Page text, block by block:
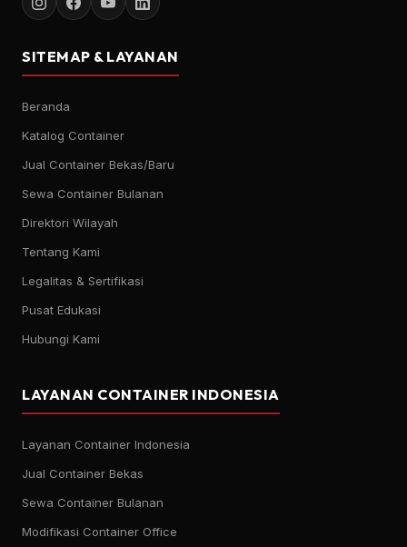
SITEMAP & LAYANAN
Beranda
Katalog Container
Jual Container Bekas/Baru
Sewa Container Bulanan
Direktori Wilayah
Tentang Kami
Legalitas & Sertifikasi
Pusat Edukasi
Hubungi Kami
LAYANAN CONTAINER INDONESIA
Layanan Container Indonesia
Jual Container Bekas
Sewa Container Bulanan
Modifikasi Container Office